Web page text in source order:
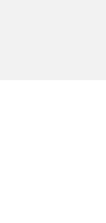
CNBB lança
2032 e
à conversão